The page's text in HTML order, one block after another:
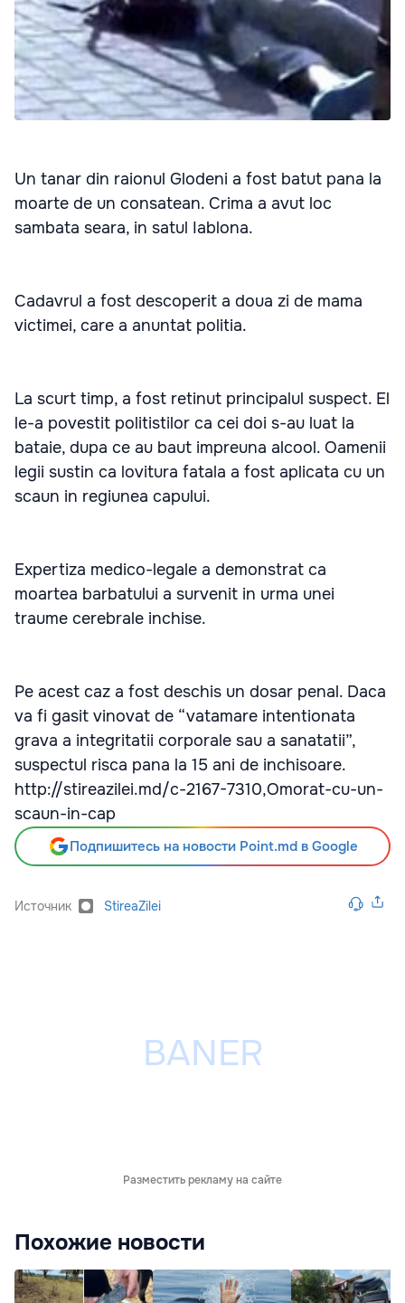
Un tanar din raionul Glodeni a fost batut pana la
moarte de un consatean. Crima a avut loc
sambata seara, in satul Iablona.
Cadavrul a fost descoperit a doua zi de mama
victimei, care a anuntat politia.
La scurt timp, a fost retinut principalul suspect. El
le-a povestit politistilor ca cei doi s-au luat la
bataie, dupa ce au baut impreuna alcool. Oamenii
legii sustin ca lovitura fatala a fost aplicata cu un
scaun in regiunea capului.
Expertiza medico-legale a demonstrat ca
moartea barbatului a survenit in urma unei
traume cerebrale inchise.
Pe acest caz a fost deschis un dosar penal. Daca
va fi gasit vinovat de “vatamare intentionata
grava a integritatii corporale sau a sanatatii”,
suspectul risca pana la 15 ani de inchisoare.
http://stireazilei.md/c-2167-7310,Omorat-cu-un-
scaun-in-cap
Подпишитесь на новости Point.md в Google
Источник StireaZilei
Разместить рекламу на сайте
Похожие новости